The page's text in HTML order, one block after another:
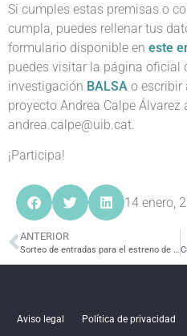
Si cumples estas premisas o
cumpla, puedes rellenar tus
formulario disponible en este
puedes visitar la página oficial
investigación BALSA o escribir
proyecto Andrea Calpe Álvarez
andrea.calpe@uib.cat.
¡Participa!
14 enero,
ANTERIOR
Sorteo de entradas para el estreno de «El sendero azul»
Aviso legal Política de privacidad